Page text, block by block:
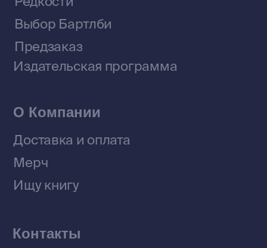
Договор оферты
Разработка MÓNT-DESIGN
Политика конфиденциальности